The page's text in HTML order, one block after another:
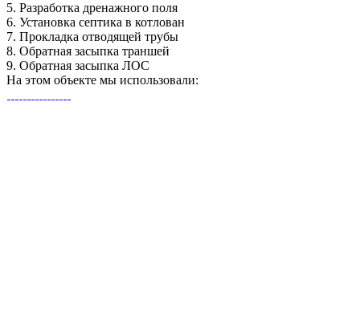
5. Разработка дренажного поля
6. Установка септика в котлован
7. Прокладка отводящей трубы
8. Обратная засыпка траншей
9. Обратная засыпка ЛОС
На этом объекте мы использовали: